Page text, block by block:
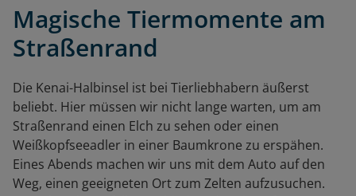
Magische Tiermomente am
Straßenrand
Die Kenai-Halbinsel ist bei Tierliebhabern äußerst
beliebt. Hier müssen wir nicht lange warten, um am
Straßenrand einen Elch zu sehen oder einen
Weißkopfseeadler in einer Baumkrone zu erspähen.
Eines Abends machen wir uns mit dem Auto auf den
Weg, einen geeigneten Ort zum Zelten aufzusuchen.